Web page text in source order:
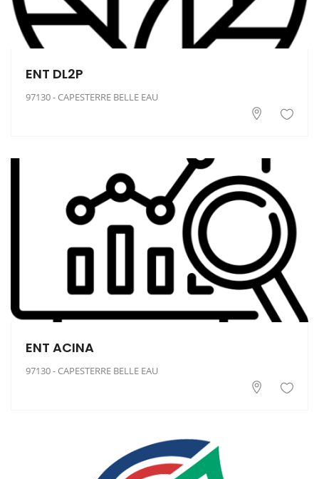
ENT DL2P
97130 - CAPESTERRE BELLE EAU
ENT ACINA
97130 - CAPESTERRE BELLE EAU